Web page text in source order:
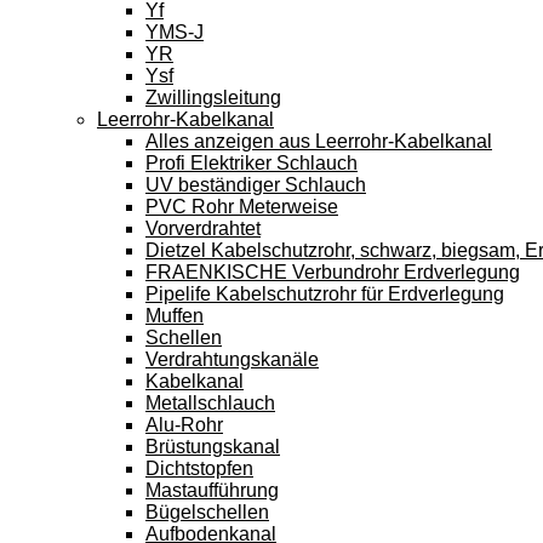
Yf
YMS-J
YR
Ysf
Zwillingsleitung
Leerrohr-Kabelkanal
Alles anzeigen aus Leerrohr-Kabelkanal
Profi Elektriker Schlauch
UV beständiger Schlauch
PVC Rohr Meterweise
Vorverdrahtet
Dietzel Kabelschutzrohr, schwarz, biegsam,
FRAENKISCHE Verbundrohr Erdverlegung
Pipelife Kabelschutzrohr für Erdverlegung
Muffen
Schellen
Verdrahtungskanäle
Kabelkanal
Metallschlauch
Alu-Rohr
Brüstungskanal
Dichtstopfen
Mastaufführung
Bügelschellen
Aufbodenkanal